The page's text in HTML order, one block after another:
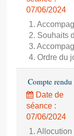
07/06/2024
1.
2. Souhaits
3.
4. Ordre du
Compte
Date de
séance :
07/06/2024
1. Allocution